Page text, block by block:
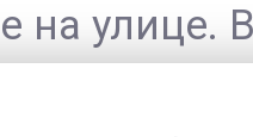
на улице.